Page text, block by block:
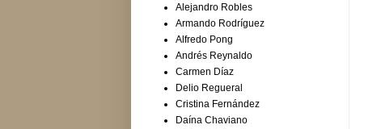
Alejandro Robles
Armando Rodríguez
Alfredo Pong
Andrés Reynaldo
Carmen Díaz
Delio Regueral
Cristina Fernández
Daína Chaviano